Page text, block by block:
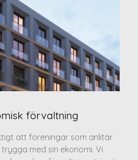
förvaltning
att föreningar som anlitar
med sin ekonomi. Vi